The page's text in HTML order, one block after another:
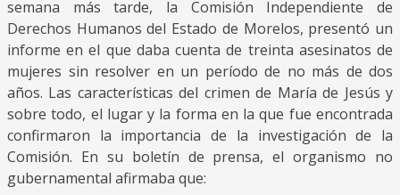
semana más tarde, la Comisión Independiente de
Derechos Humanos del Estado de Morelos, presentó un
informe en el que daba cuenta de treinta asesinatos de
mujeres sin resolver en un período de no más de dos
años. Las características del crimen de María de Jesús y
sobre todo, el lugar y la forma en la que fue encontrada
confirmaron la importancia de la investigación de la
Comisión. En su boletín de prensa, el organismo no
gubernamental afirmaba que: